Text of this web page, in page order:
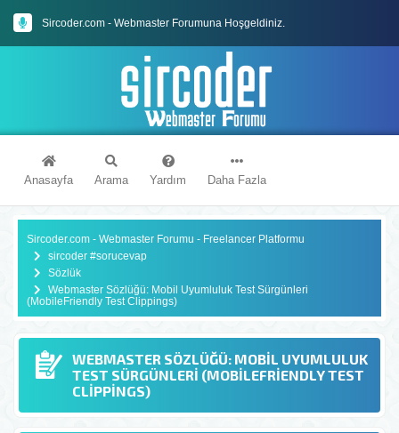
Sircoder.com - Webmaster Forumuna Hoşgeldiniz.
Sircoder.com Webmaster Forumu Kuralları
Anasayfa Arama Yardım Daha Fazla
Sircoder.com - Webmaster Forumu - Freelancer Platformu
sircoder #sorucevap
Sözlük
Webmaster Sözlüğü: Mobil Uyumluluk Test Sürgünleri
(MobileFriendly Test Clippings)
WEBMASTER SÖZLÜĞÜ: MOBIL UYUMLULUK
TEST SÜRGÜNLERI (MOBILEFRIENDLY TEST
CLIPPINGS)